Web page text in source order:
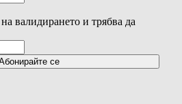
валидирането и трябва да